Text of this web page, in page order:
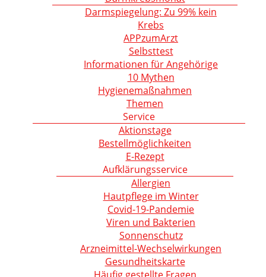
Darmspiegelung: Zu 99% kein
Krebs
APPzumArzt
Selbsttest
Informationen für Angehörige
10 Mythen
Hygienemaßnahmen
Themen
Service
Aktionstage
Bestellmöglichkeiten
E-Rezept
Aufklärungsservice
Allergien
Hautpflege im Winter
Covid-19-Pandemie
Viren und Bakterien
Sonnenschutz
Arzneimittel-Wechselwirkungen
Gesundheitskarte